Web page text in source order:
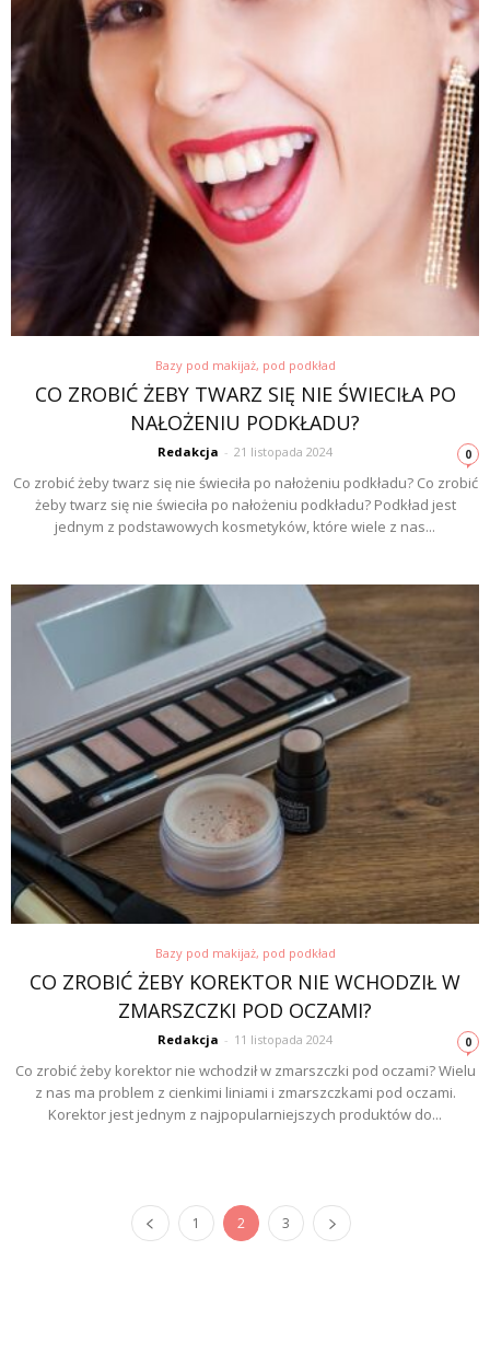
Bazy pod makijaż, pod podkład
CO ZROBIĆ ŻEBY TWARZ SIĘ NIE ŚWIECIŁA PO
NAŁOŻENIU PODKŁADU?
Redakcja - 21 listopada 2024 0
Co zrobić żeby twarz się nie świeciła po nałożeniu podkładu? Co zrobić
żeby twarz się nie świeciła po nałożeniu podkładu? Podkład jest
jednym z podstawowych kosmetyków, które wiele z nas...
Bazy pod makijaż, pod podkład
CO ZROBIĆ ŻEBY KOREKTOR NIE WCHODZIŁ W
ZMARSZCZKI POD OCZAMI?
Redakcja - 11 listopada 2024 0
Co zrobić żeby korektor nie wchodził w zmarszczki pod oczami? Wielu
z nas ma problem z cienkimi liniami i zmarszczkami pod oczami.
Korektor jest jednym z najpopularniejszych produktów do...
1 2 3